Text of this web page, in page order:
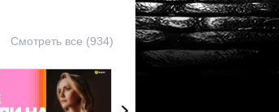
Смотреть все (934)